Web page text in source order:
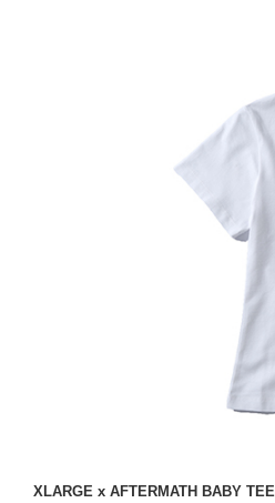
XLARGE x AFTERMATH BABY TEE